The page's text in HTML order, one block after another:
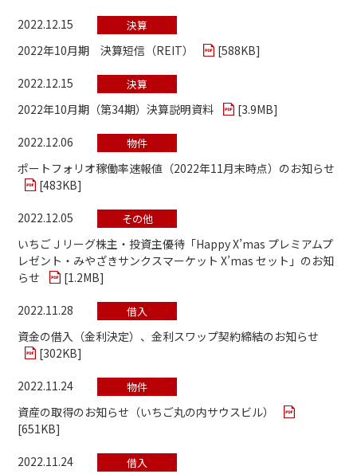
2022.12.15 決算
2022年10月期 決算短信（REIT） [588KB]
2022.12.15 決算
2022年10月期（第34期）決算説明資料 [3.9MB]
2022.12.06 物件
ポートフォリオ稼働率速報値（2022年11月末時点）のお知らせ
[483KB]
2022.12.05 その他
いちごＪリーグ株主・投資主優待「Happy X’mas プレミアムプ
レゼント・みやざきサンクスマーケット X’mas セット」のお知
らせ
[1.2MB]
2022.11.28 借入
資金の借入（金利決定）、金利スワップ契約締結のお知らせ
[302KB]
2022.11.24 物件
資産の取得のお知らせ（いちご丸の内サウスビル）
[651KB]
2022.11.24 借入